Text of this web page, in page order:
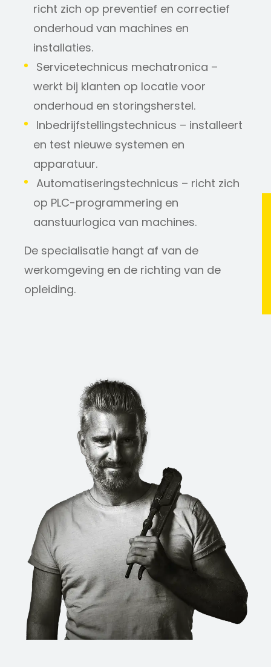
richt zich op preventief en correctief
onderhoud van machines en
installaties.
Servicetechnicus mechatronica –
werkt bij klanten op locatie voor
onderhoud en storingsherstel.
Inbedrijfstellingstechnicus – installeert
en test nieuwe systemen en
apparatuur.
Automatiseringstechnicus – richt zich
op PLC-programmering en
aanstuurlogica van machines.
De specialisatie hangt af van de
werkomgeving en de richting van de
opleiding.